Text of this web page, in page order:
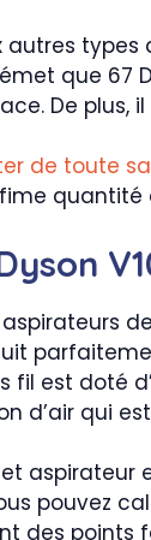
types
que
De plus,
de toute
quantité
aspirateurs
fil est doté
d’air qui
aspirateur
pouvez
des points